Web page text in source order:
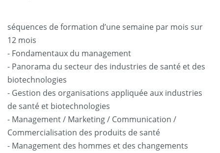
séquences de formation d’une semaine par mois sur
12 mois
- Fondamentaux du management
- Panorama du secteur des industries de santé et des
biotechnologies
- Gestion des organisations appliquée aux industries
de santé et biotechnologies
- Management / Marketing / Communication /
Commercialisation des produits de santé
- Management des hommes et des changements